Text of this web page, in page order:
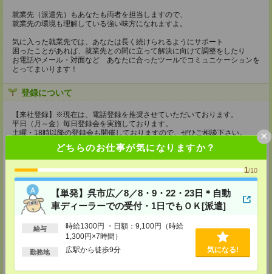
どちらのお仕事が気になりますか？
1/10
【単発】呉市広／8／8・9・22・23日＊自動
車ディーラーでの受付・1日でもＯＫ[派遣]
給与
時給1300円 ・日額：9,100円（時給
1,300円×7時間）
勤務地 広駅から徒歩9分 気になる!
×
就業先（派遣先）もあなたも両者を担当しますので、
就業先の環境も理解している強い味方になれますよ。
気に入った就業先では、あなたは長く続けられるようにサポート
困ったことがあれば、就業先との間に立って解決に向けて調整をしたり
お電話やメール・対面など あなたに合ったツールでコミュニケーションを
とってまいります！
登録について
【来社登録】※現在は、電話登録を推奨させていただいております。
平日（月～金）毎日登録会を実施しております。
土曜・18時以降の登録会も開催しておりますので、ぜひご相談下さい。
●弊社HPより、Web予約も承っております●
持ち物
【電話登録】
弊社HPよりマイページ作成をお願いします
【来社登録】※現在は、電話登録を推奨させていただいております。
・免許証など本人確認書類
※履歴書、写真は不要です！
所要時間